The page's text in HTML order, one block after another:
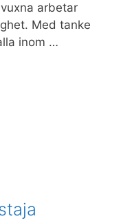
arbetar
Med tanke
inom …